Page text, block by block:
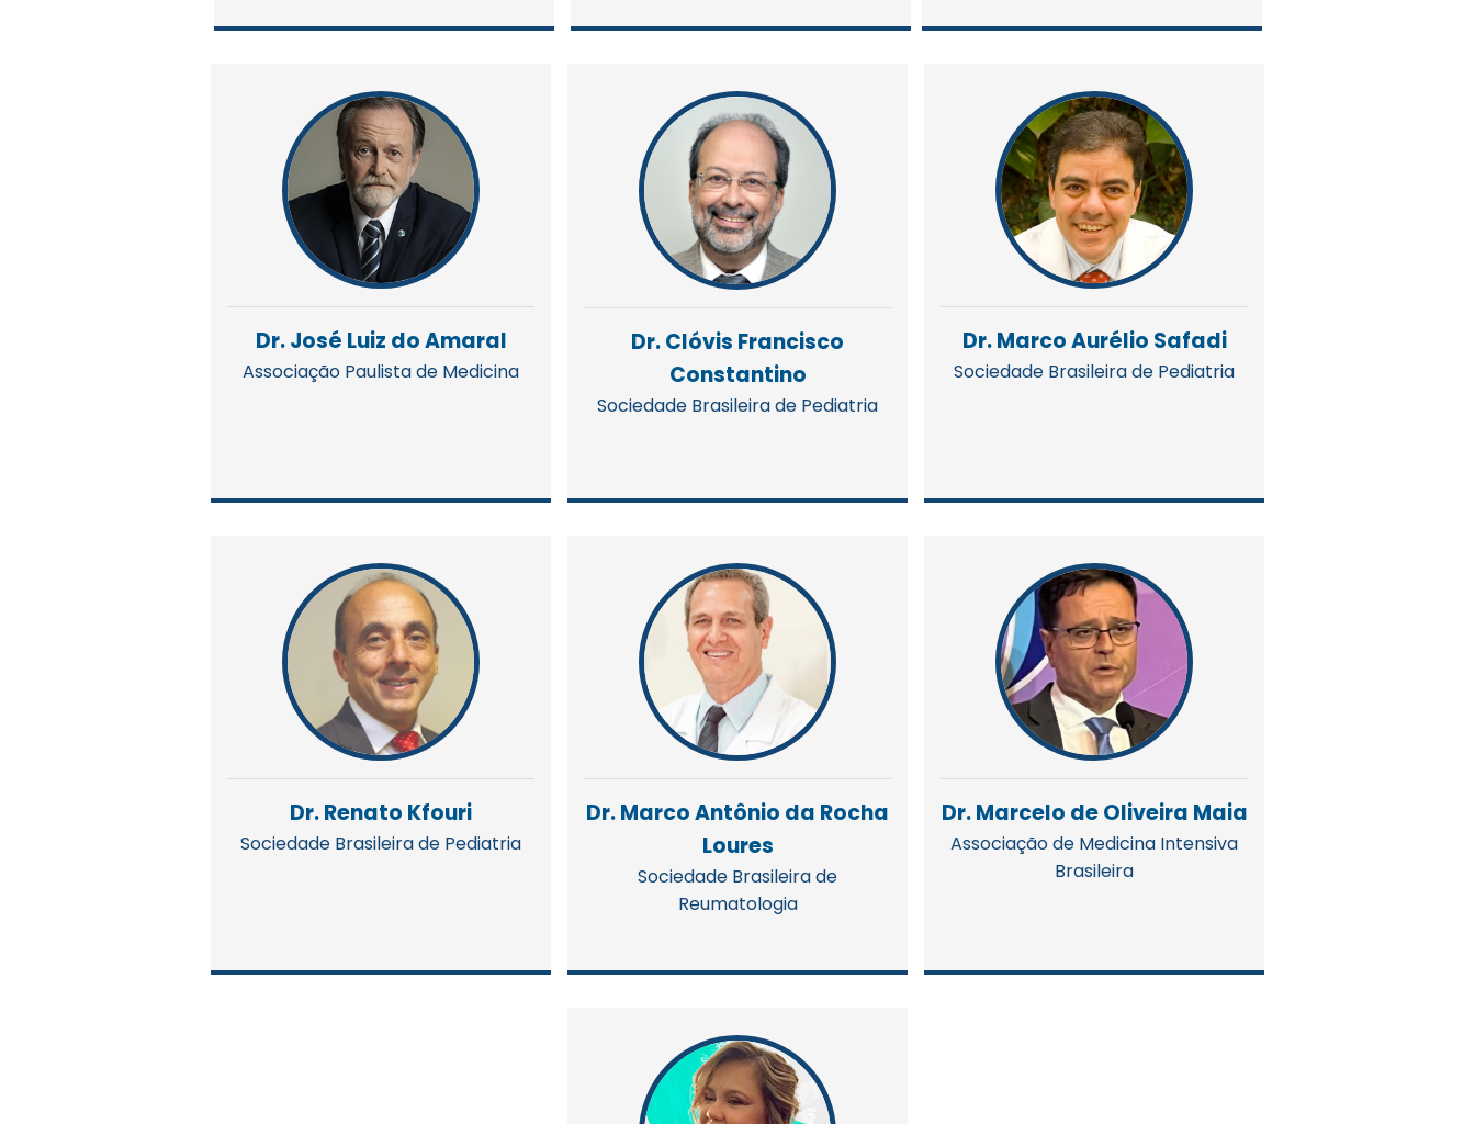
Dr. José Luiz do Amaral
Associação Paulista de Medicina
Dr. Clóvis Francisco
Constantino
Sociedade Brasileira de Pediatria
Dr. Marco Aurélio Safadi
Sociedade Brasileira de Pediatria
Dr. Renato Kfouri
Sociedade Brasileira de Pediatria
Dr. Marco Antônio da Rocha
Loures
Sociedade Brasileira de
Reumatologia
Dr. Marcelo de Oliveira Maia
Associação de Medicina Intensiva
Brasileira